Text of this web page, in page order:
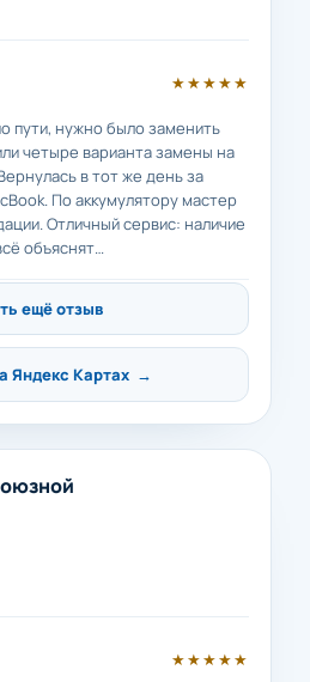
★★★★★
пути, нужно было заменить
четыре варианта замены на
в тот же день за
По аккумулятору мастер
Отличный сервис: наличие
объяснят…
ещё отзыв
Яндекс Картах →
★★★★★